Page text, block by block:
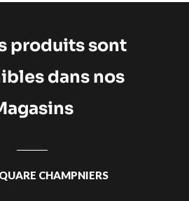
produits sont
dans nos
CHAMPNIERS